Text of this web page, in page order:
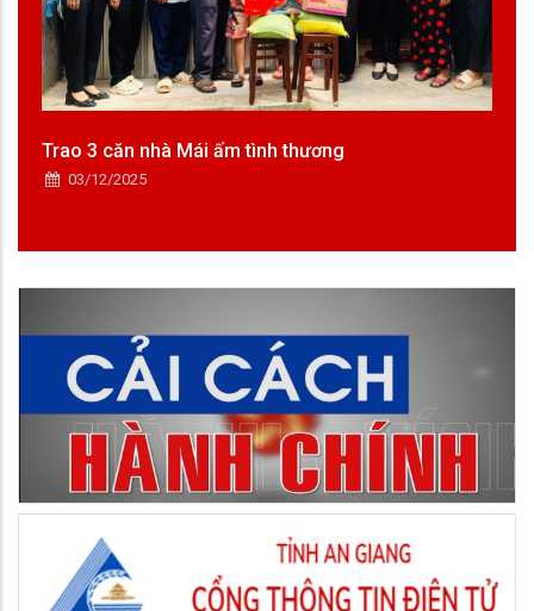
Trao 3 căn nhà Mái ấm tình thương
03/12/2025